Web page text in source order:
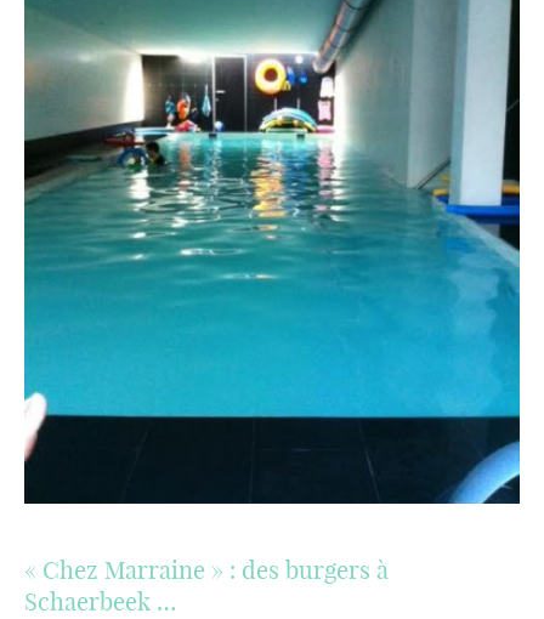
« Chez Marraine » : des burgers à
Schaerbeek …